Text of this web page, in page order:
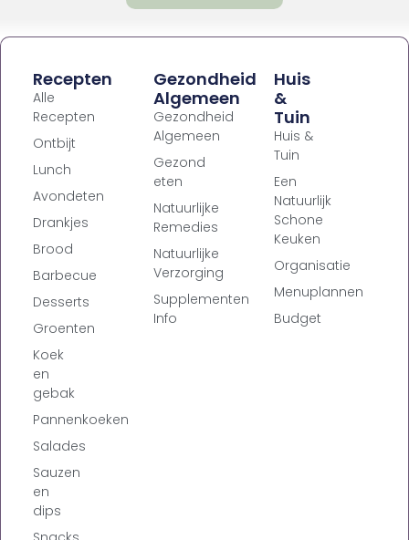
Recepten
Alle
Recepten
Ontbijt
Lunch
Avondeten
Drankjes
Brood
Barbecue
Desserts
Groenten
Koek
en
gebak
Pannenkoeken
Salades
Sauzen
en
dips
Gezondheid
Algemeen
Gezondheid
Algemeen
Gezond
eten
Natuurlijke
Remedies
Natuurlijke
Verzorging
Supplementen
Info
Huis
&
Tuin
Huis &
Tuin
Een
Natuurlijk
Schone
Keuken
Organisatie
Menuplannen
Budget